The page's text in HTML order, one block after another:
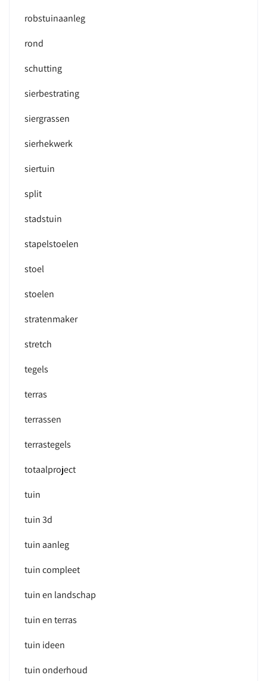
robstuinaanleg
rond
schutting
sierbestrating
siergrassen
sierhekwerk
siertuin
split
stadstuin
stapelstoelen
stoel
stoelen
stratenmaker
stretch
tegels
terras
terrassen
terrastegels
totaalproject
tuin
tuin 3d
tuin aanleg
tuin compleet
tuin en landschap
tuin en terras
tuin ideen
tuin onderhoud